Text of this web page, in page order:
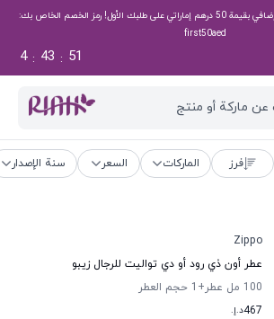
خصم 40% على العطور + خصم إضافي بقيمة 50 درهم إماراتي على طلبك الأول! رمز الخصم الخاص بك:
first50aed
50
:
43
:
4
ماركة أو منتج
فرز الماركات السعر سنة الإصدار
Zippo
عطر أون ذي رود أو دي تواليت للرجال زيبو
100 مل عطر
+1
حجم العطر
467د.إ.